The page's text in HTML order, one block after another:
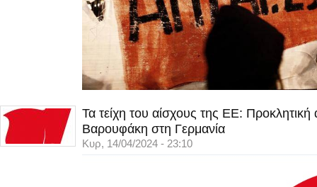
Τα τείχη του αίσχους της ΕΕ:
Βαρουφάκη στη Γερμανία
Κυρ, 14/04/2024 - 23:10